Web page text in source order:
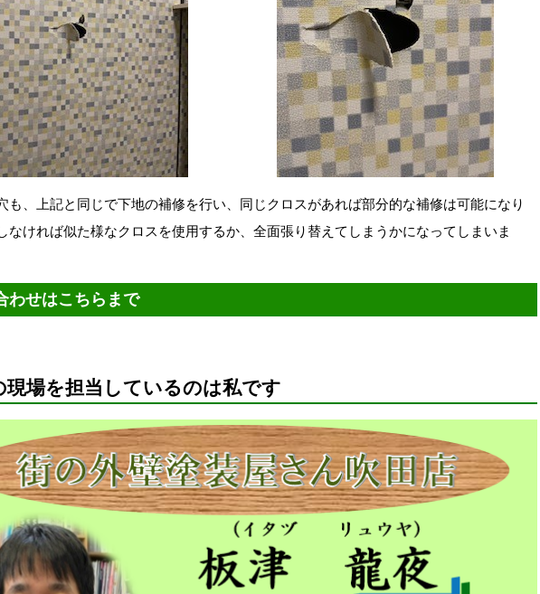
も、上記と同じで下地の補修を行い、同じクロスがあれば部分的な補修は可能になり
なければ似た様なクロスを使用するか、全面張り替えてしまうかになってしまいま
わせはこちらまで
現場を担当しているのは私です